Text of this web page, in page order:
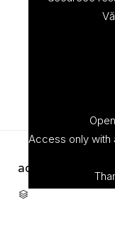
admin

Access only with